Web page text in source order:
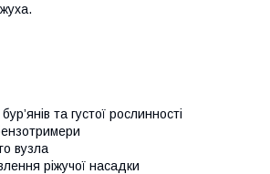
та густої рослинності
вузла
ріжучої насадки